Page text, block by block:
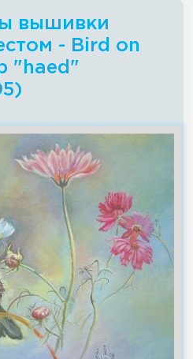
вышивки
- Bird on
"haed"